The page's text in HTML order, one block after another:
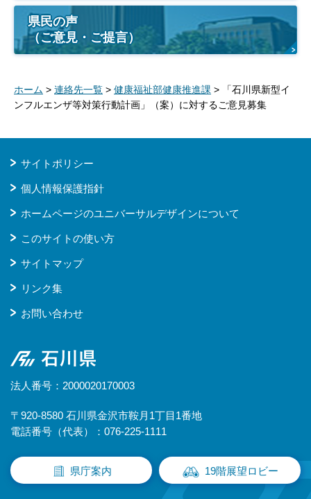
県民の声
（ご意見・ご提言）
ホーム > 連絡先一覧 > 健康福祉部健康推進課 > 「石川県新型イ
ンフルエンザ等対策行動計画」（案）に対するご意見募集
サイトポリシー
個人情報保護指針
ホームページのユニバーサルデザインについて
このサイトの使い方
サイトマップ
リンク集
お問い合わせ
石川県
法人番号：2000020170003
〒920-8580 石川県金沢市鞍月1丁目1番地
電話番号（代表）：076-225-1111
県庁案内 19階展望ロビー